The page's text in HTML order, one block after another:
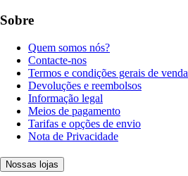
Sobre
Quem somos nós?
Contacte-nos
Termos e condições gerais de venda
Devoluções e reembolsos
Informação legal
Meios de pagamento
Tarifas e opções de envio
Nota de Privacidade
Nossas lojas